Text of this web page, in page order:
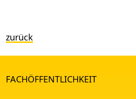
zurück
FACHÖFFENTLICHKEIT